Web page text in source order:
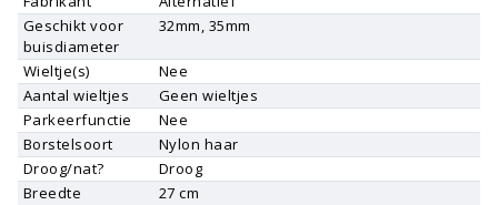
Geschikt voor
buisdiameter
32mm, 35mm
Wieltje(s)
Nee
Aantal wieltjes
Geen wieltjes
Parkeerfunctie
Nee
Borstelsoort
Nylon haar
Droog/nat?
Droog
Breedte
27 cm